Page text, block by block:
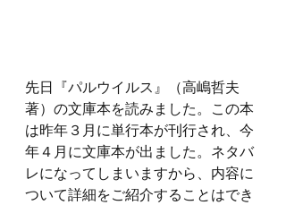
先日『パルウイルス』（高嶋哲夫
著）の文庫本を読みました。この本
は昨年３月に単行本が刊行され、今
年４月に文庫本が出ました。ネタバ
レになってしまいますから、内容に
ついて詳細をご紹介することはでき